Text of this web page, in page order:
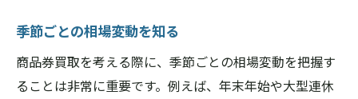
季節ごとの相場変動を知る
商品券買取を考える際に、季節ごとの相場変動を把握す
ることは非常に重要です。例えば、年末年始や大型連休